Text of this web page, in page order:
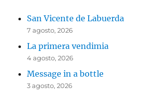
San Vicente de Labuerda
7 agosto, 2026
La primera vendimia
4 agosto, 2026
Message in a bottle
3 agosto, 2026